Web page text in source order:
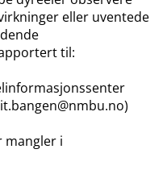
eller uventede
til:
mangler i